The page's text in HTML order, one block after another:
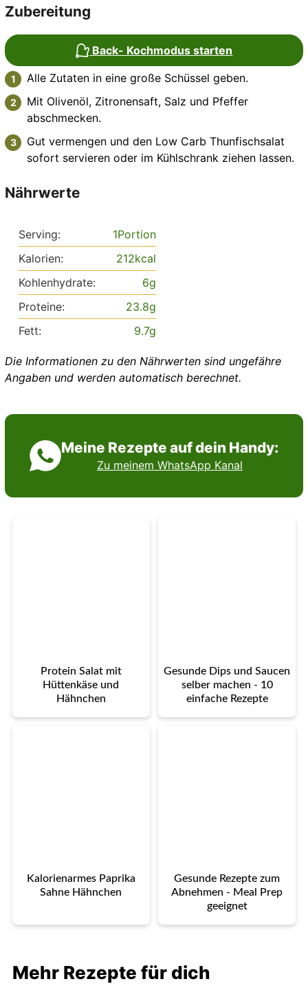
Zubereitung
Back- Kochmodus starten
Alle Zutaten in eine große Schüssel geben.
Mit Olivenöl, Zitronensaft, Salz und Pfeffer
abschmecken.
Gut vermengen und den Low Carb Thunfischsalat
sofort servieren oder im Kühlschrank ziehen lassen.
Nährwerte
Serving: 1Portion
Kalorien:
212kcal
Kohlenhydrate:
6g
Proteine:
23.8g
Fett:
9.7g
Die Informationen zu den Nährwerten sind ungefähre
Angaben und werden automatisch berechnet.
Meine Rezepte auf dein Handy:
Zu meinem WhatsApp Kanal
Protein Salat mit
Hüttenkäse und
Hähnchen
Gesunde Dips und Saucen
selber machen - 10
einfache Rezepte
Kalorienarmes Paprika
Sahne Hähnchen
Gesunde Rezepte zum
Abnehmen - Meal Prep
geeignet
Mehr Rezepte für dich